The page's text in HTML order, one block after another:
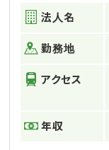
法人名
勤務地
アクセス
年収